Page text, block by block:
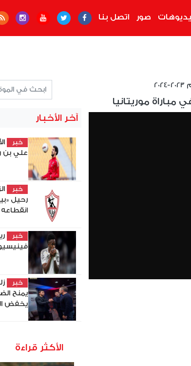
صور اتصل بنا
موريتانيا
آخر الأخبار
خبر
علي بن
خبر
رحيل
خبر
خبر
يمنح
يخفض
الأكثر قراءة